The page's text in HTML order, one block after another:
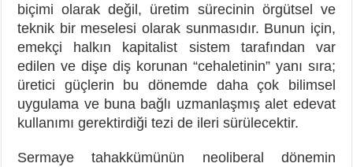
biçimi olarak değil, üretim sürecinin örgütsel ve
teknik bir meselesi olarak sunmasıdır. Bunun için,
emekçi halkın kapitalist sistem tarafından var
edilen ve dişe diş korunan “cehaletinin” yanı sıra;
üretici güçlerin bu dönemde daha çok bilimsel
uygulama ve buna bağlı uzmanlaşmış alet edevat
kullanımı gerektirdiği tezi de ileri sürülecektir.
Sermaye tahakkümünün neoliberal dönemin